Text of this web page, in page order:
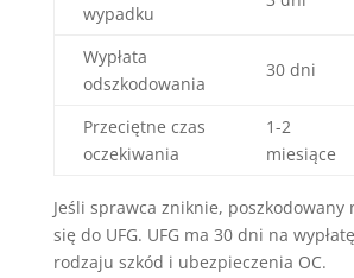
wypadku
Wypłata
odszkodowania
30 dni
Przeciętne czas
oczekiwania
1-2
miesiące
Jeśli sprawca zniknie, poszkodowany
się do UFG. UFG ma 30 dni na
rodzaju szkód i ubezpieczenia OC.